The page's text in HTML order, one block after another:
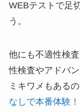
WEBテストで足
う。
他にも不適性検
性検査やアドバ
ミキワメもある
なしで本番体験